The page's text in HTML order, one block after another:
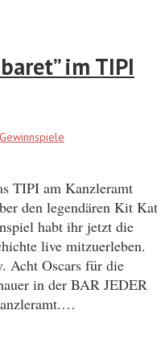
im TIPI
Gewinnspiele
TIPI am Kanzleramt
den legendären Kit Kat
habt ihr jetzt die
live mitzuerleben.
Acht Oscars für die
in der BAR JEDER